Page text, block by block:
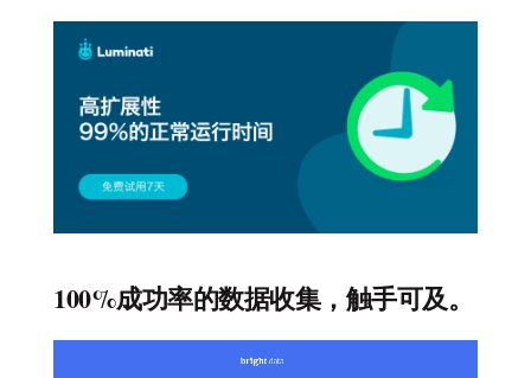
100%成功率的数据收集，触手可及。